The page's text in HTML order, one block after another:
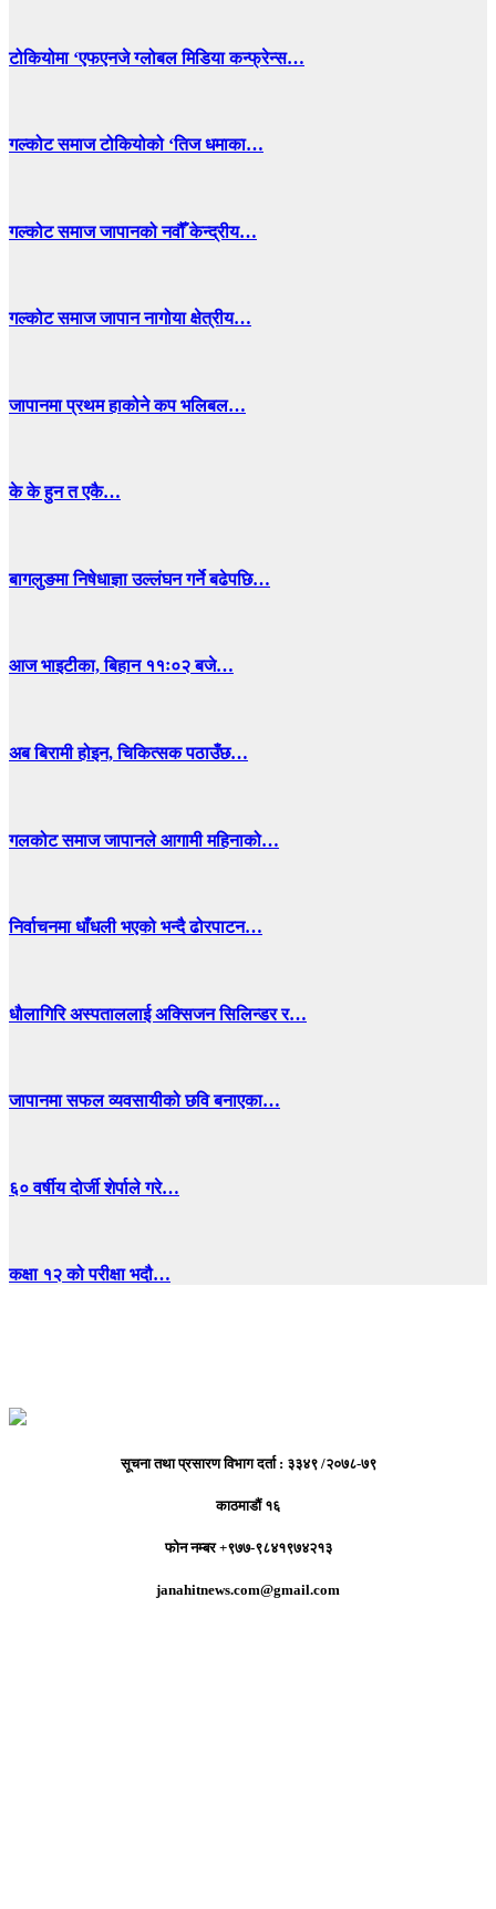
टोकियोमा ‘एफएनजे ग्लोबल मिडिया कन्फ्रेन्स…
गल्कोट समाज टोकियोको ‘तिज धमाका…
गल्कोट समाज जापानको नवौँ केन्द्रीय…
गल्कोट समाज जापान नागोया क्षेत्रीय…
जापानमा प्रथम हाकोने कप भलिबल…
के के हुन त एकै…
बागलुङमा निषेधाज्ञा उल्लंघन गर्ने बढेपछि…
आज भाइटीका, बिहान ११ः०२ बजे…
अब बिरामी होइन, चिकित्सक पठाउँछ…
गलकोट समाज जापानले आगामी महिनाको…
निर्वाचनमा धाँधली भएको भन्दै ढोरपाटन…
धाैलागिरि अस्पताललाई अक्सिजन सिलिन्डर र…
जापानमा सफल व्यवसायीको छवि बनाएका…
६० वर्षीय दोर्जी शेर्पाले गरे…
कक्षा १२ को परीक्षा भदौ…
सूचना तथा प्रसारण विभाग दर्ता : ३३४९ /२०७८-७९
काठमाडौं १६
फोन नम्बर +९७७-९८४१९७४२१३
janahitnews.com@gmail.com